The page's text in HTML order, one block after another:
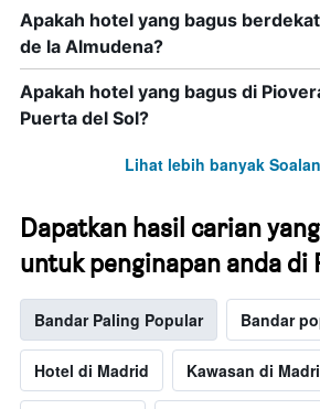
memaparkan
purata
harga
bilik
Apakah hotel yang bagus
de la Almudena?
Apakah hotel yang bagus di
Puerta del Sol?
Lihat lebih banyak
Dapatkan hasil carian
untuk penginapan anda di
Bandar Paling Popular Bandar
Hotel di Madrid Kawasan di